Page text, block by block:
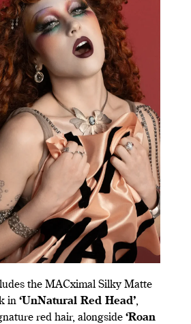
the MACximal Silky Matte
in ‘UnNatural Red Head’,
red hair, alongside ‘Roan